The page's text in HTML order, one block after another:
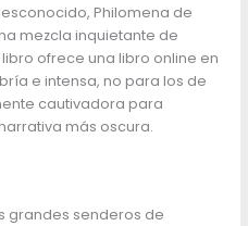
Philomena de
mezcla inquietante de
ofrece una libro online en
e intensa, no para los de
cautivadora para
más oscura.
grandes senderos de